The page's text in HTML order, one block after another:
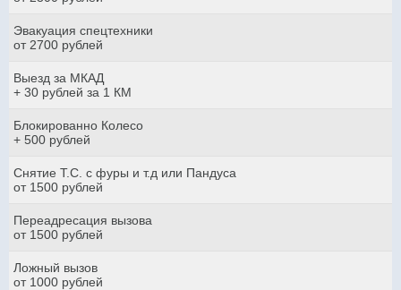
Эвакуация спецтехники
от 2700 рублей
Выезд за МКАД
+ 30 рублей за 1 КМ
Блокированно Колесо
+ 500 рублей
Снятие Т.С. с фуры и т.д или Пандуса
от 1500 рублей
Переадресация вызова
от 1500 рублей
Ложный вызов
от 1000 рублей